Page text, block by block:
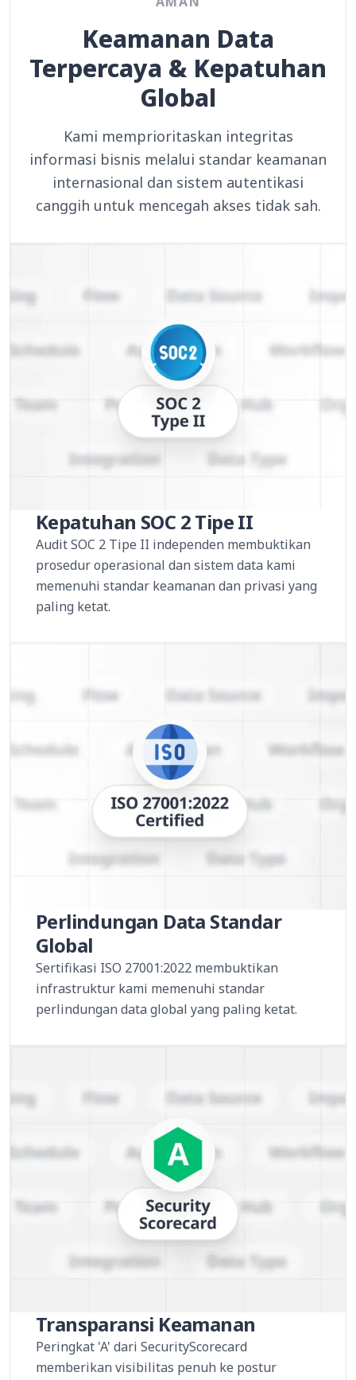
Keamanan Data
Terpercaya & Kepatuhan
Global
Kami memprioritaskan integritas
informasi bisnis melalui standar keamanan
internasional dan sistem autentikasi
canggih untuk mencegah akses tidak sah.
Kepatuhan SOC 2 Tipe II
Audit SOC 2 Tipe II independen membuktikan
prosedur operasional dan sistem data kami
memenuhi standar keamanan dan privasi yang
paling ketat.
Perlindungan Data Standar
Global
Sertifikasi ISO 27001:2022 membuktikan
infrastruktur kami memenuhi standar
perlindungan data global yang paling ketat.
Transparansi Keamanan
Peringkat 'A' dari SecurityScorecard
memberikan visibilitas penuh ke postur